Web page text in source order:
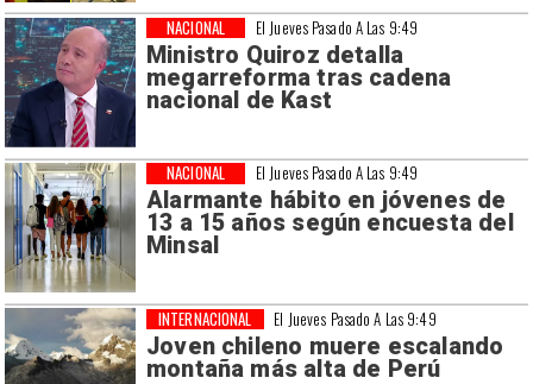
El Jueves Pasado A Las 9:49
Ministro Quiroz detalla
megarreforma tras cadena
nacional de Kast
NACIONAL
El Jueves Pasado A Las 9:49
Alarmante hábito en jóvenes de
13 a 15 años según encuesta del
Minsal
NACIONAL
El Jueves Pasado A Las 9:49
Joven chileno muere escalando
montaña más alta de Perú
INTERNACIONAL